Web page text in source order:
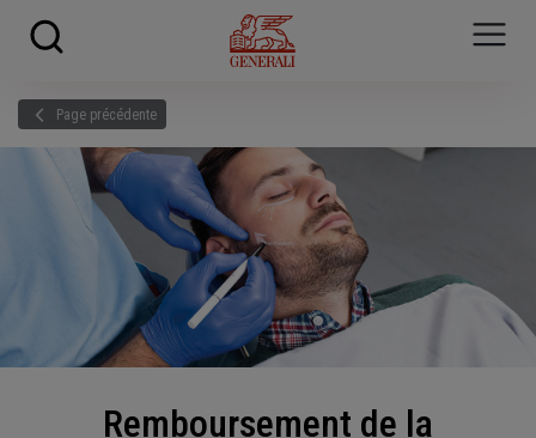
Page précédente
Remboursement de la